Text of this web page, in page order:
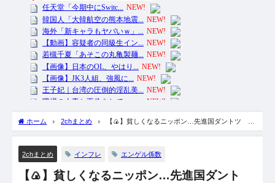
ホーム 2chまとめ
【🍙】貧しくなるニッポン…先進国ダントツ エ
2chまとめ インフレ エンゲル係数
【🍙】貧しくなるニッポン…先進国ダント